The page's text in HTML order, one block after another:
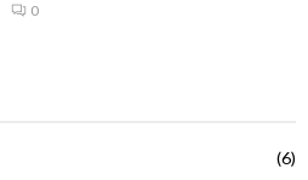
0
(6)